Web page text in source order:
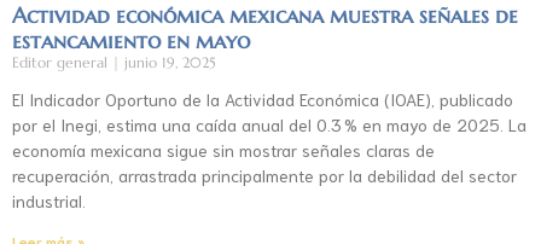
Actividad económica mexicana muestra señales de
estancamiento en mayo
Editor general junio 19, 2025
El Indicador Oportuno de la Actividad Económica (IOAE), publicado
por el Inegi, estima una caída anual del 0.3 % en mayo de 2025. La
economía mexicana sigue sin mostrar señales claras de
recuperación, arrastrada principalmente por la debilidad del sector
industrial.